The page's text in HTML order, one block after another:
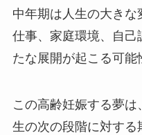
中年期は人生の大きな
仕事、家庭環境、自
たな展開が起こる可能
この高齢妊娠する夢
生の次の段階に対す